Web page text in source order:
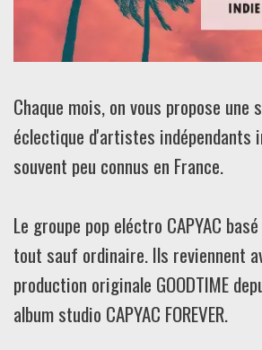
Chaque mois, on vous propose une
éclectique d'artistes indépendants
souvent peu connus en France.
Le groupe pop eléctro CAPYAC
tout sauf ordinaire. Ils reviennent
production originale GOODTIME
album studio CAPYAC FOREVER.